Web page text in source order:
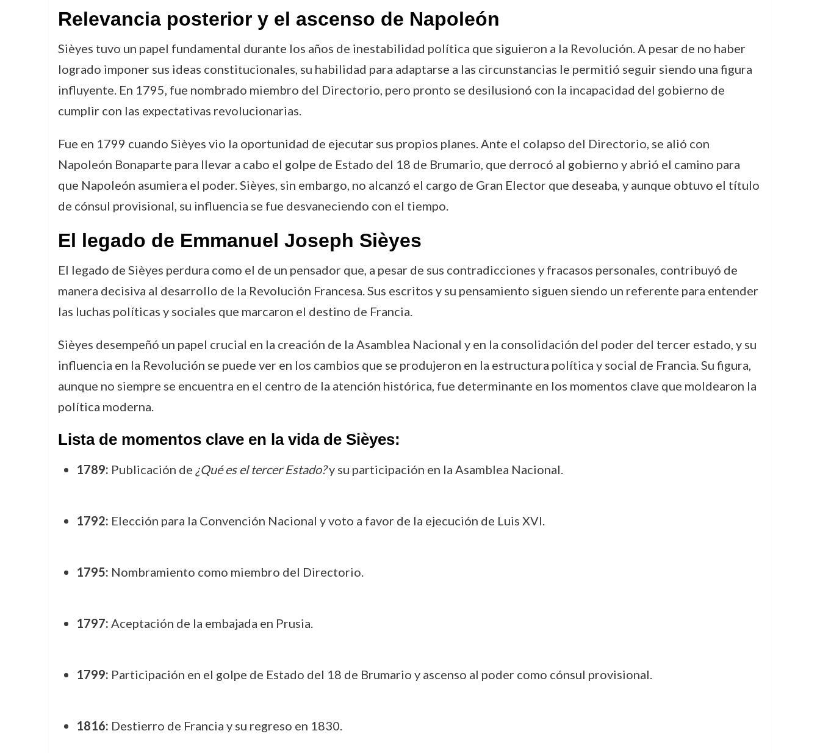
Relevancia posterior y el ascenso de Napoleón
Sièyes tuvo un papel fundamental durante los años de inestabilidad política que siguieron a la Revolución. A pesar de no haber
logrado imponer sus ideas constitucionales, su habilidad para adaptarse a las circunstancias le permitió seguir siendo una figura
influyente. En 1795, fue nombrado miembro del Directorio, pero pronto se desilusionó con la incapacidad del gobierno de
cumplir con las expectativas revolucionarias.
Fue en 1799 cuando Sièyes vio la oportunidad de ejecutar sus propios planes. Ante el colapso del Directorio, se alió con
Napoleón Bonaparte para llevar a cabo el golpe de Estado del 18 de Brumario, que derrocó al gobierno y abrió el camino para
que Napoleón asumiera el poder. Sièyes, sin embargo, no alcanzó el cargo de Gran Elector que deseaba, y aunque obtuvo el título
de cónsul provisional, su influencia se fue desvaneciendo con el tiempo.
El legado de Emmanuel Joseph Sièyes
El legado de Sièyes perdura como el de un pensador que, a pesar de sus contradicciones y fracasos personales, contribuyó de
manera decisiva al desarrollo de la Revolución Francesa. Sus escritos y su pensamiento siguen siendo un referente para entender
las luchas políticas y sociales que marcaron el destino de Francia.
Sièyes desempeñó un papel crucial en la creación de la Asamblea Nacional y en la consolidación del poder del tercer estado, y su
influencia en la Revolución se puede ver en los cambios que se produjeron en la estructura política y social de Francia. Su figura,
aunque no siempre se encuentra en el centro de la atención histórica, fue determinante en los momentos clave que moldearon la
política moderna.
Lista de momentos clave en la vida de Sièyes:
1789: Publicación de ¿Qué es el tercer Estado?y su participación en la Asamblea Nacional.
1792: Elección para la Convención Nacional y voto a favor de la ejecución de Luis XVI.
1795: Nombramiento como miembro del Directorio.
1797: Aceptación de la embajada en Prusia.
1799: Participación en el golpe de Estado del 18 de Brumario y ascenso al poder como cónsul provisional.
1816: Destierro de Francia y su regreso en 1830.